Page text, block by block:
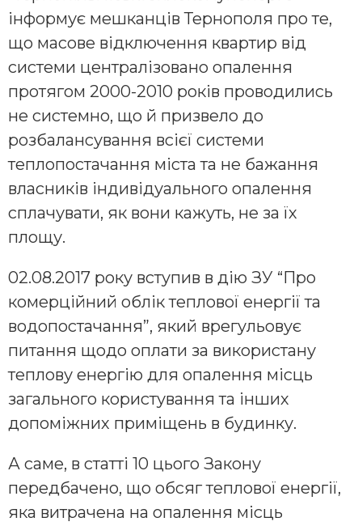
інформує мешканців Тернополя про те,
що масове відключення квартир від
системи централізовано опалення
протягом 2000-2010 років проводились
не системно, що й призвело до
розбалансування всієї системи
теплопостачання міста та не бажання
власників індивідуального опалення
сплачувати, як вони кажуть, не за їх
площу.
02.08.2017 року вступив в дію ЗУ “Про
комерційний облік теплової енергії та
водопостачання”, який врегульовує
питання щодо оплати за використану
теплову енергію для опалення місць
загального користування та інших
допоміжних приміщень в будинку.
А саме, в статті 10 цього Закону
передбачено, що обсяг теплової енергії,
яка витрачена на опалення місць